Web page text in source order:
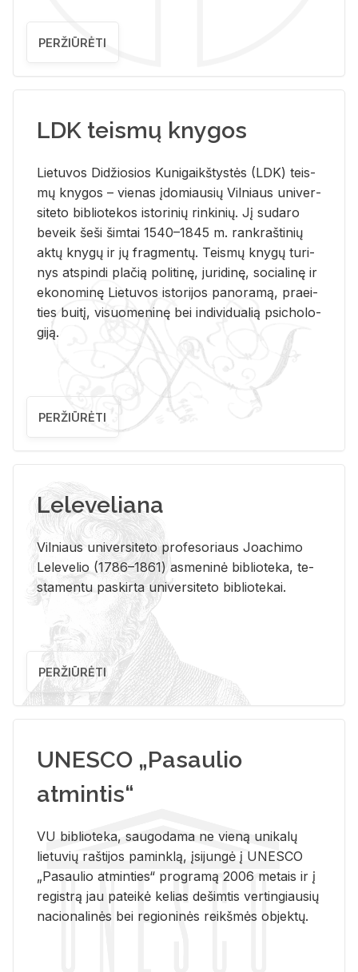
PERŽIŪRĖTI
LDK teismų knygos
Lie­tu­vos Di­džio­sios Ku­ni­gaikš­tys­tės (LDK) teis­
mų kny­gos – vie­nas įdo­miau­sių Vil­niaus uni­ver­
si­te­to bi­b­lio­te­kos is­to­ri­nių rin­ki­nių. Jį su­da­ro
be­veik šeši šim­tai 1540–1845 m. rank­raš­ti­nių
aktų kny­gų ir jų frag­men­tų. Teis­mų kny­gų tu­ri­
nys at­spin­di pla­čią po­li­ti­nę, ju­ri­di­nę, so­cia­li­nę ir
eko­no­mi­nę Lie­tu­vos is­to­ri­jos pa­no­ra­mą, pra­ei­
ties bui­tį, vi­suo­me­ni­nę bei in­di­vi­dua­lią psi­cho­lo­
gi­ją.
PERŽIŪRĖTI
Leleveliana
Vil­niaus uni­ver­si­te­to pro­fe­so­riaus Jo­a­chi­mo
Le­le­ve­lio (1786–1861) as­me­ni­nė bi­b­lio­te­ka, te­
sta­men­tu pa­skir­ta uni­ver­si­te­to bi­b­lio­te­kai.
PERŽIŪRĖTI
UNESCO „Pasaulio
atmintis“
VU biblioteka, saugodama ne vieną unikalų
lietuvių raštijos paminklą, įsijungė į UNESCO
„Pasaulio atminties“ programą 2006 metais ir į
registrą jau pateikė kelias dešimtis vertingiausių
nacionalinės bei regioninės reikšmės objektų.